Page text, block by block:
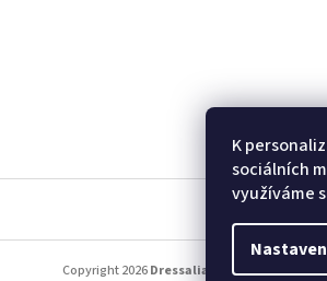
K
sociálních
využíváme
Copyright 2026Dressalia . Všechna práva